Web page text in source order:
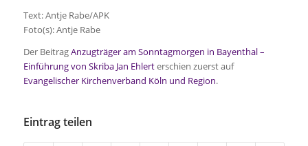
Text: Antje Rabe/APK
Foto(s): Antje Rabe
Der BeitragAnzugträger am Sonntagmorgen in Bayenthal –
Einführung von Skriba Jan Ehlerterschien zuerst auf
Evangelischer Kirchenverband Köln und Region.
Eintrag teilen